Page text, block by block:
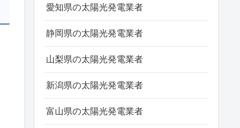
愛知県の太陽光発電業者
静岡県の太陽光発電業者
山梨県の太陽光発電業者
新潟県の太陽光発電業者
富山県の太陽光発電業者